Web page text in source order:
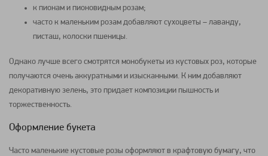
к пионам и пионовидным розам;
часто к маленьким розам добавляют сухоцветы – лаванду,
писташ, колоски пшеницы.
Однако лучше всего смотрятся монобукеты из кустовых роз, которые
получаются очень аккуратными и изысканными. К ним добавляют
декоративную зелень, это придает композиции пышность и
торжественность.
Оформление букета
Часто маленькие кустовые розы оформляют в крафтовую бумагу, что